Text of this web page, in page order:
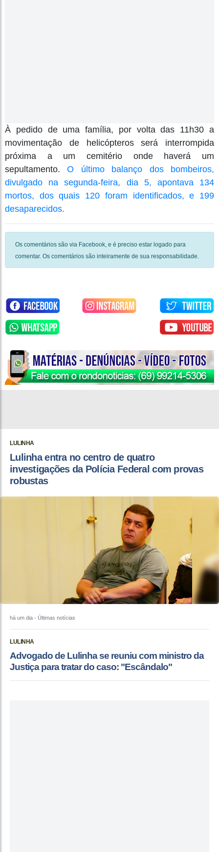
À pedido de uma família, por volta das 11h30 a
movimentação de helicópteros será interrompida
próxima a um cemitério onde haverá um
sepultamento.O último balanço dos bombeiros,
divulgado na segunda-feira, dia 5, apontava 134
mortos, dos quais 120 foram identificados, e 199
desaparecidos.
Os comentários são via Facebook, e é preciso estar logado para
comentar. Os comentários são inteiramente de sua responsabilidade.
LULINHA
Lulinha entra no centro de quatro
investigações da Polícia Federal com provas
robustas
há um dia - Últimas notícias
LULINHA
Advogado de Lulinha se reuniu com ministro da
Justiça para tratar do caso: "Escândalo"